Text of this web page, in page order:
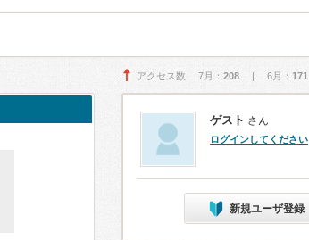
アクセス数 7月： 208 | 6月： 171
ゲスト さん
ログインしてください
新規ユーザ登録